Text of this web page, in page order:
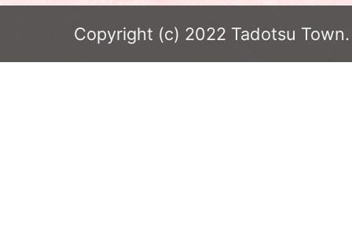
Copyright (c) 2022 Tadotsu